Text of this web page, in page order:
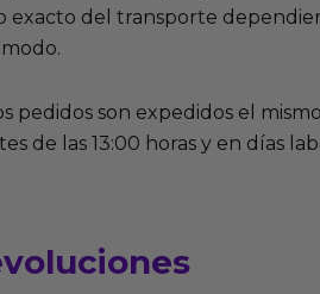
exacto del transporte
pedidos son expedidos el
de las 13:00 horas y en días